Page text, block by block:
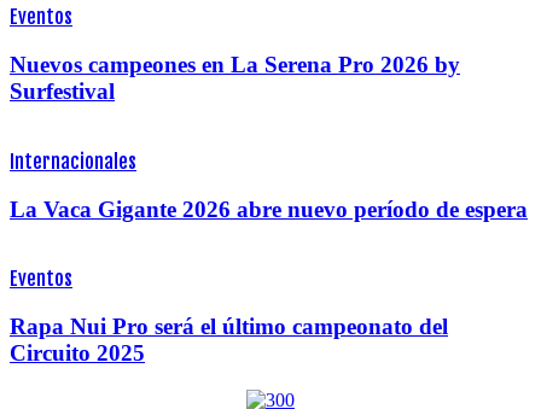
Eventos
Nuevos campeones en La Serena Pro 2026 by
Surfestival
Internacionales
La Vaca Gigante 2026 abre nuevo período de espera
Eventos
Rapa Nui Pro será el último campeonato del
Circuito 2025